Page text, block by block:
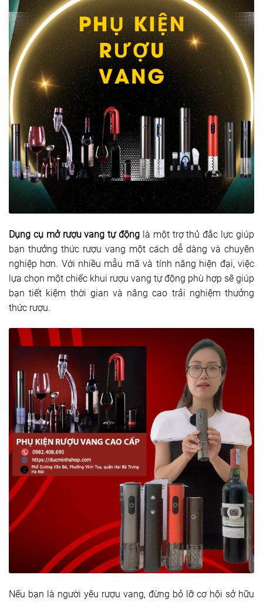
Dụng cụ mở rượu vang tự động là một trợ thủ đắc lực giúp
bạn thưởng thức rượu vang một cách dễ dàng và chuyên
nghiệp hơn. Với nhiều mẫu mã và tính năng hiện đại, việc
lựa chọn một chiếc khui rượu vang tự động phù hợp sẽ giúp
bạn tiết kiệm thời gian và nâng cao trải nghiệm thưởng
thức rượu.
Nếu bạn là người yêu rượu vang, đừng bỏ lỡ cơ hội sở hữu